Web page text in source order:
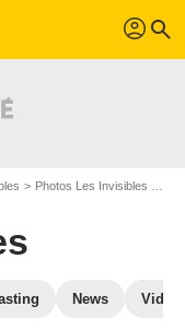
profil search
Photos Les Invisibles S02
News